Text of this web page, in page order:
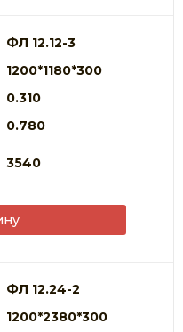
ФЛ 12.12-3
1200*1180*300
0.310
0.780
3540
ФЛ 12.24-2
1200*2380*300